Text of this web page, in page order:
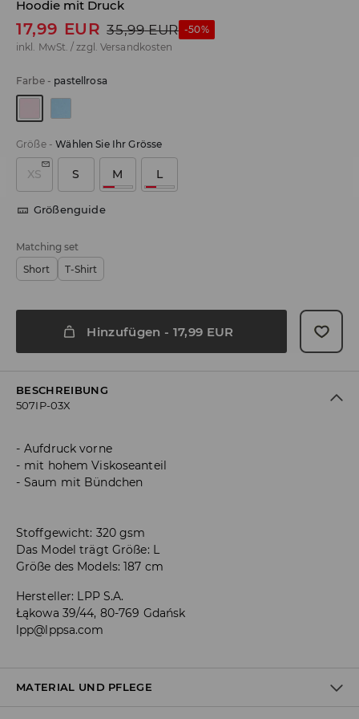
Hoodie mit Druck
17,99 EUR 35,99 EUR -50%
inkl. MwSt. / zzgl. Versandkosten
Farbe- pastellrosa
Größe-Wählen Sie Ihr Grösse
XS S M L
Größenguide
Matching set
Short
T-Shirt
Hinzufügen - 17,99 EUR
BESCHREIBUNG
507IP-03X
Aufdruck vorne
mit hohem Viskoseanteil
Saum mit Bündchen
Stoffgewicht: 320 gsm
Das Model trägt Größe: L
Größe des Models: 187 cm
Hersteller: LPP S.A.
Łąkowa 39/44, 80-769 Gdańsk
lpp@lppsa.com
MATERIAL UND PFLEGE